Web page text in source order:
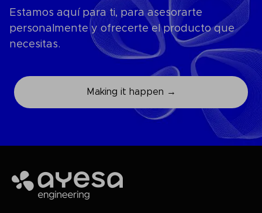
Estamos aquí para ti, para asesorarte
personalmente y ofrecerte el producto que
necesitas.
Making it happen →
Ayesa